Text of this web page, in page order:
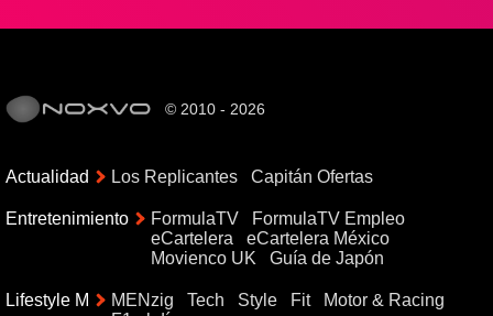
© 2010 - 2026
Actualidad Los Replicantes Capitán Ofertas
Entretenimiento FormulaTV
FormulaTV Empleo
eCartelera
eCartelera México
Movienco UK
Guía de Japón
Lifestyle M MENzig Tech Style Fit
Motor & Racing